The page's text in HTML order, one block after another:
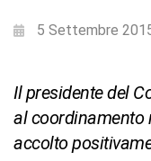
5 Settembre
Il presidente del
al coordinamento
accolto